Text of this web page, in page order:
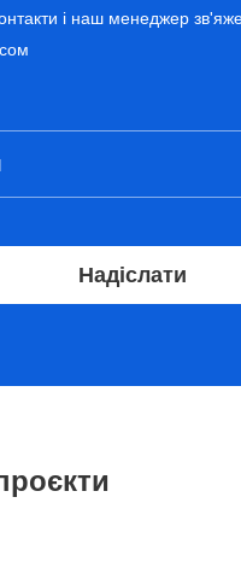
і наш менеджер
Надіслати